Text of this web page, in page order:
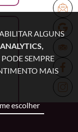
ALGUNS
ANALYTICS,
PODE SEMPRE
MAIS
escolher